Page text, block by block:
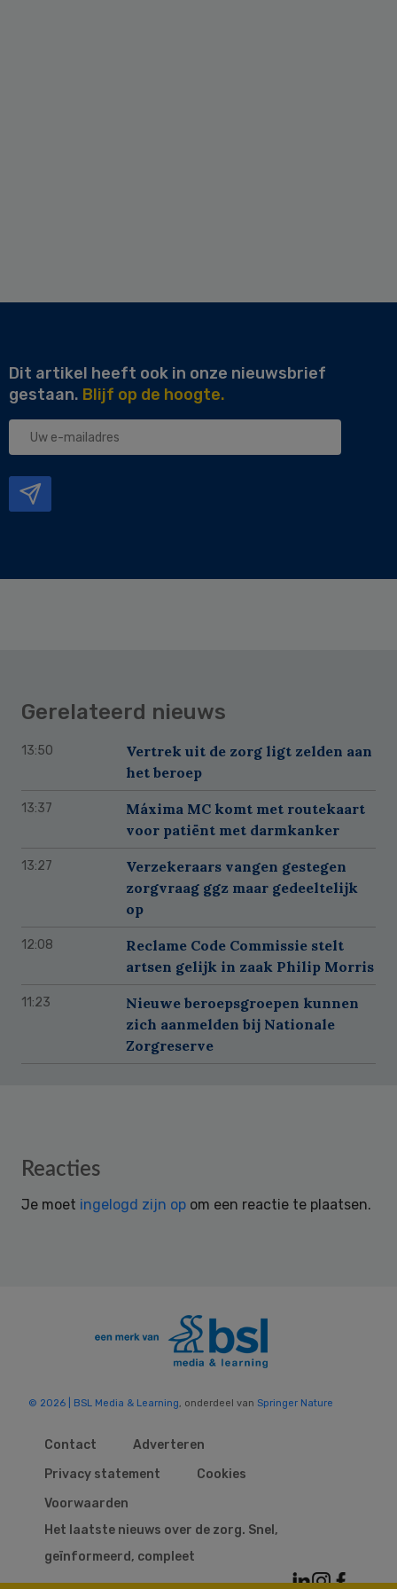
Dit artikel heeft ook in onze nieuwsbrief
gestaan. Blijf op de hoogte.
Uw
Gerelateerd nieuws
13:50
Vertrek uit de zorg ligt zelden aan
het beroep
13:37
Máxima MC komt met routekaart
voor patiënt met darmkanker
13:27
Verzekeraars vangen gestegen
zorgvraag ggz maar gedeeltelijk
op
12:08
Reclame Code Commissie stelt
artsen gelijk in zaak Philip Morris
11:23
Nieuwe beroepsgroepen kunnen
zich aanmelden bij Nationale
Zorgreserve
Reader
Reacties
Je moet ingelogd zijn op om een reactie te plaatsen.
© 2026 | BSL Media & Learning , onderdeel van Springer Nature
Contact
Adverteren
Privacy statement
Cookies
Voorwaarden
Het laatste nieuws over de zorg. Snel,
geïnformeerd, compleet